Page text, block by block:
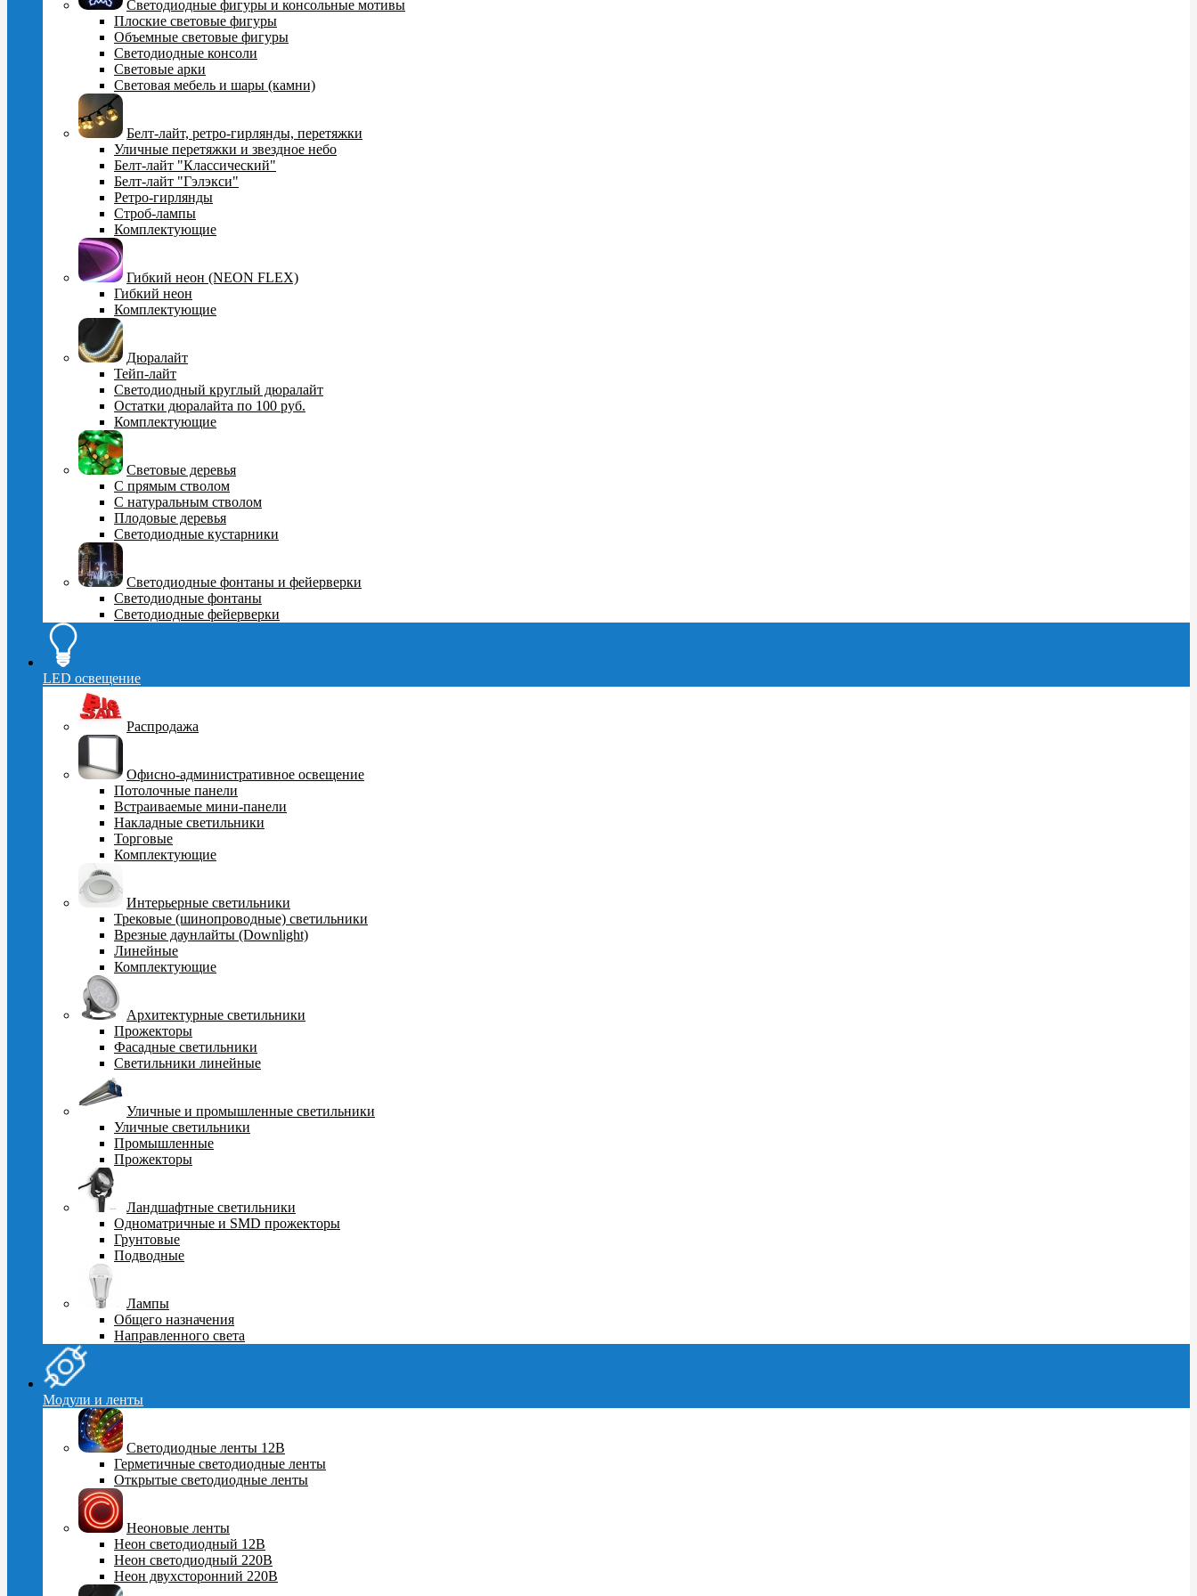
Cветодиодные фигуры и консольные мотивы
Плоские световые фигуры
Объемные световые фигуры
Светодиодные консоли
Световые арки
Световая мебель и шары (камни)
Белт-лайт, ретро-гирлянды, перетяжки
Уличные перетяжки и звездное небо
Белт-лайт "Классический"
Белт-лайт "Гэлэкси"
Ретро-гирлянды
Строб-лампы
Комплектующие
Гибкий неон (NEON FLEX)
Гибкий неон
Комплектующие
Дюралайт
Тейп-лайт
Светодиодный круглый дюралайт
Остатки дюралайта по 100 руб.
Комплектующие
Световые деревья
С прямым стволом
С натуральным стволом
Плодовые деревья
Светодиодные кустарники
Светодиодные фонтаны и фейерверки
Светодиодные фонтаны
Светодиодные фейерверки
LED освещение
Распродажа
Офисно-административное освещение
Потолочные панели
Встраиваемые мини-панели
Накладные светильники
Торговые
Комплектующие
Интерьерные светильники
Трековые (шинопроводные) светильники
Врезные даунлайты (Downlight)
Линейные
Комплектующие
Архитектурные светильники
Прожекторы
Фасадные светильники
Светильники линейные
Уличные и промышленные светильники
Уличные светильники
Промышленные
Прожекторы
Ландшафтные светильники
Одноматричные и SMD прожекторы
Грунтовые
Подводные
Лампы
Общего назначения
Направленного света
Модули и ленты
Светодиодные ленты 12В
Герметичные светодиодные ленты
Открытые светодиодные ленты
Неоновые ленты
Неон светодиодный 12В
Неон светодиодный 220В
Неон двухсторонний 220В